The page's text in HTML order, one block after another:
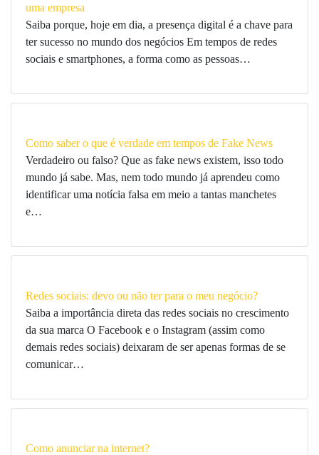
uma empresa
Saiba porque, hoje em dia, a presença digital é a chave para
ter sucesso no mundo dos negócios Em tempos de redes
sociais e smartphones, a forma como as pessoas…
Como saber o que é verdade em tempos de Fake News
Verdadeiro ou falso? Que as fake news existem, isso todo
mundo já sabe. Mas, nem todo mundo já aprendeu como
identificar uma notícia falsa em meio a tantas manchetes
e…
Redes sociais: devo ou não ter para o meu negócio?
Saiba a importância direta das redes sociais no crescimento
da sua marca O Facebook e o Instagram (assim como
demais redes sociais) deixaram de ser apenas formas de se
comunicar…
Como anunciar na internet?